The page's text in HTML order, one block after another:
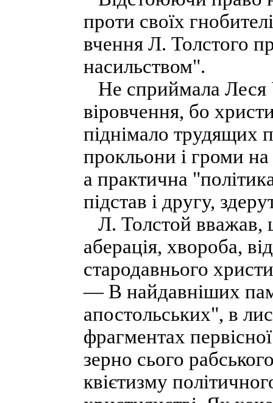
проти своїх
вчення Л. Толстого
насильством".
Не сприймала Леся
віровчення, бо
піднімало трудящих
прокльони і громи на
а практична
підстав і другу,
Л. Толстой вважав,
аберація, хвороба,
стародавнього
— В найдавніших
апостольських", в
фрагментах
зерно сього
квієтизму